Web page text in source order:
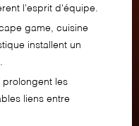
l'esprit d'équipe.
game, cuisine
installent un
prolongent les
liens entre